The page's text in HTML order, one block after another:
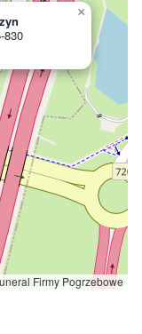
830
×
Firmy Pogrzebowe